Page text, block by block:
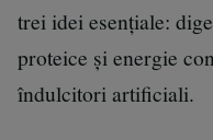
trei idei esențiale:
proteice și energie
îndulcitori artificiali.